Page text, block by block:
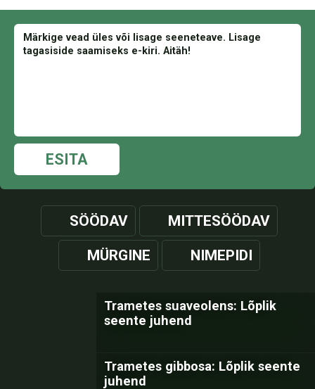
ESITA
SÖÖDAV MITTESÖÖDAV
MÜRGINE NIMEPIDI
Trametes suaveolens: Lõplik
seente juhend
Trametes gibbosa: Lõplik seente
juhend